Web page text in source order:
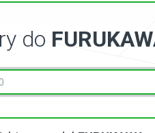
do